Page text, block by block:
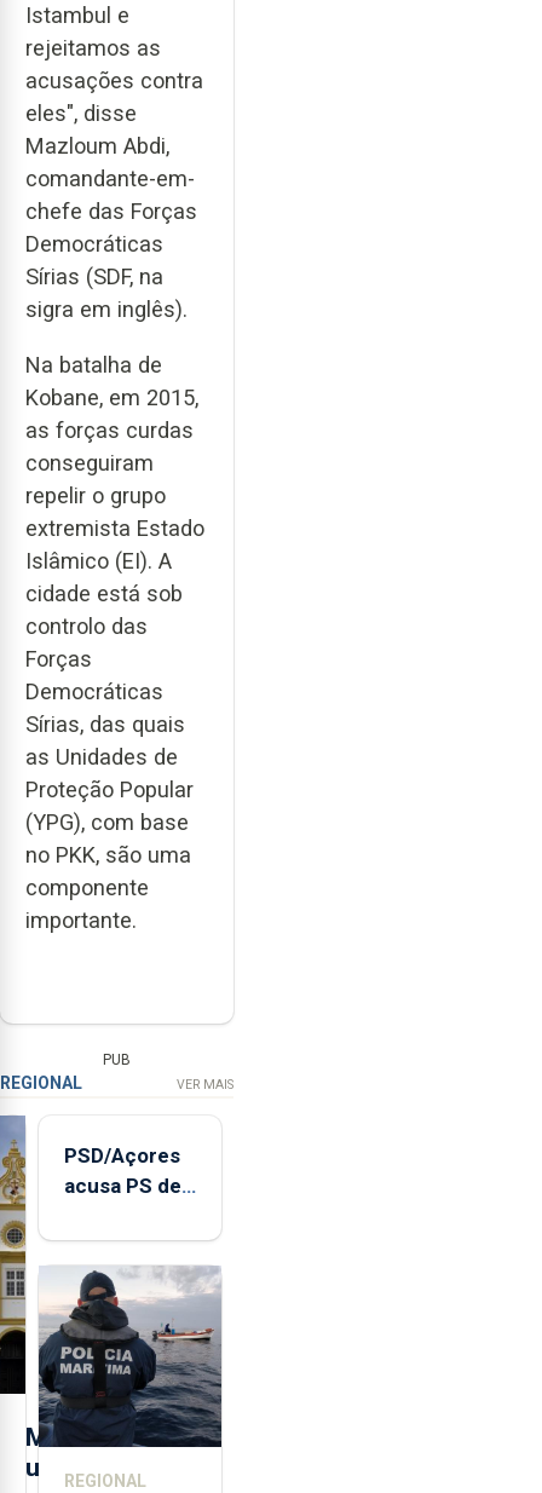
Istambul e
rejeitamos as
acusações contra
eles", disse
Mazloum Abdi,
comandante-em-
chefe das Forças
Democráticas
Sírias (SDF, na
sigra em inglês).
Na batalha de
Kobane, em 2015,
as forças curdas
conseguiram
repelir o grupo
extremista Estado
Islâmico (EI). A
cidade está sob
controlo das
Forças
Democráticas
Sírias, das quais
as Unidades de
Proteção Popular
(YPG), com base
no PKK, são uma
componente
importante.
PUB
REGIONAL VER MAIS
M
u
PSD/Açores
acusa PS de
contraditória"
sobre
evolução
turística
REGIONAL